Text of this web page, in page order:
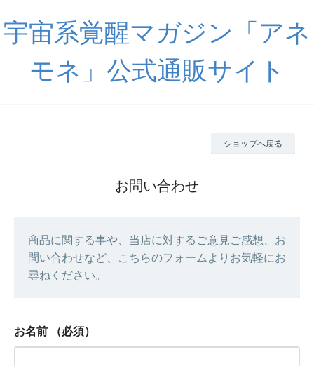
宇宙系覚醒マガジン「アネ
モネ」公式通販サイト
ショップへ戻る
お問い合わせ
商品に関する事や、当店に対するご意見ご感想、お
問い合わせなど、こちらのフォームよりお気軽にお
尋ねください。
お名前 （必須）